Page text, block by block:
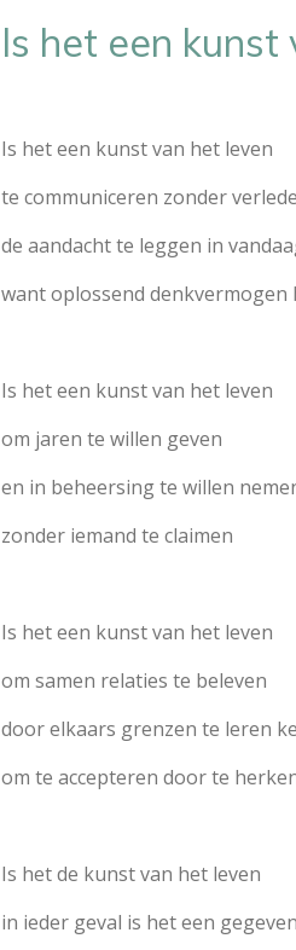
Is het een kunst
Is het een kunst van het leven
te communiceren zonder
de aandacht te leggen in
want oplossend denkvermogen
Is het een kunst van het leven
om jaren te willen geven
en in beheersing te willen
zonder iemand te claimen
Is het een kunst van het leven
om samen relaties te beleven
door elkaars grenzen te leren
om te accepteren door te
Is het de kunst van het leven
in ieder geval is het een gegeven